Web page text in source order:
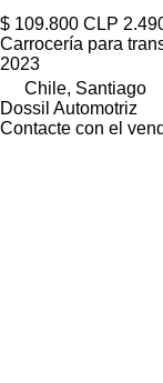
$ 109.800 CLP
Carrocería para
2023
Chile, Santiago
Dossil Automotriz
Contacte con el